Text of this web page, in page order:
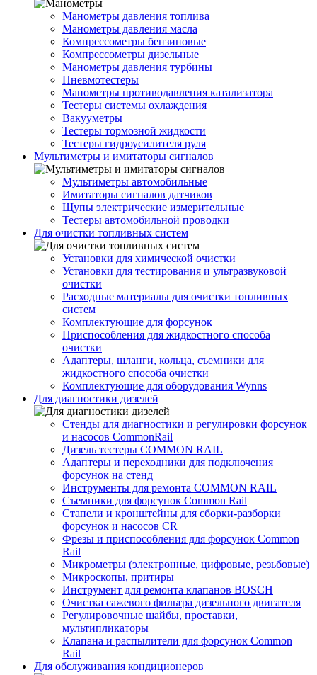
Манометры давления топлива
Манометры давления масла
Компрессометры бензиновые
Компрессометры дизельные
Манометры давления турбины
Пневмотестеры
Манометры противодавления катализатора
Тестеры системы охлаждения
Вакууметры
Тестеры тормозной жидкости
Тестеры гидроусилителя руля
Мультиметры и имитаторы сигналов
Мультиметры автомобильные
Имитаторы сигналов датчиков
Щупы электрические измерительные
Тестеры автомобильной проводки
Для очистки топливных систем
Установки для химической очистки
Установки для тестирования и ультразвуковой
очистки
Расходные материалы для очистки топливных
систем
Комплектующие для форсунок
Приспособления для жидкостного способа
очистки
Адаптеры, шланги, кольца, съемники для
жидкостного способа очистки
Комплектующие для оборудования Wynns
Для диагностики дизелей
Стенды для диагностики и регулировки форсунок
и насосов CommonRail
Дизель тестеры COMMON RAIL
Адаптеры и переходники для подключения
форсунок на стенд
Инструменты для ремонта COMMON RAIL
Съемники для форсунок Common Rail
Стапели и кронштейны для сборки-разборки
форсунок и насосов CR
Фрезы и приспособления для форсунок Common
Rail
Микрометры (электронные, цифровые, резьбовые)
Микроскопы, притиры
Инструмент для ремонта клапанов BOSCH
Очистка сажевого фильтра дизельного двигателя
Регулировочные шайбы, проставки,
мультипликаторы
Клапана и распылители для форсунок Common
Rаil
Для обслуживания кондиционеров